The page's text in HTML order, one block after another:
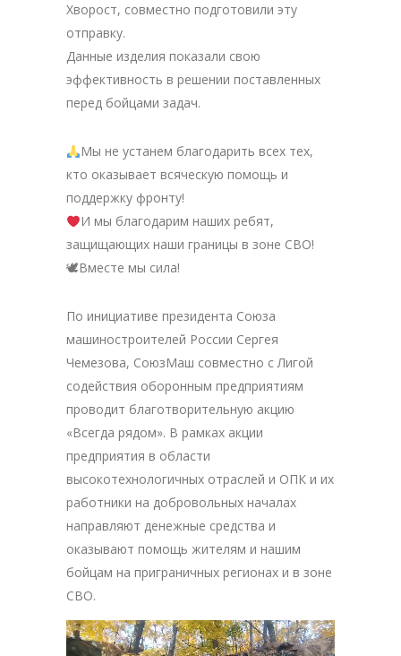
Хворост, совместно подготовили эту
отправку.
Данные изделия показали свою
эффективность в решении поставленных
перед бойцами задач.
Мы не устанем благодарить всех тех,
кто оказывает всяческую помощь и
поддержку фронту!
И мы благодарим наших ребят,
защищающих наши границы в зоне СВО!
🕊Вместе мы сила!
По инициативе президента Союза
машиностроителей России Сергея
Чемезова, СоюзМаш совместно с Лигой
содействия оборонным предприятиям
проводит благотворительную акцию
«Всегда рядом». В рамках акции
предприятия в области
высокотехнологичных отраслей и ОПК и их
работники на добровольных началах
направляют денежные средства и
оказывают помощь жителям и нашим
бойцам на приграничных регионах и в зоне
СВО.
Видеоплеер